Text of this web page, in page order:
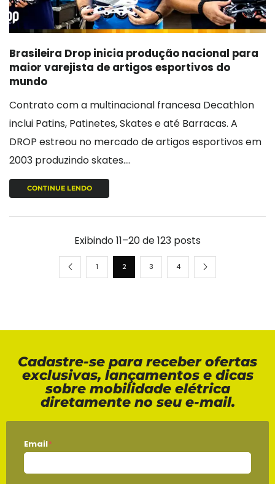
Brasileira Drop inicia produção nacional para
maior varejista de artigos esportivos do
mundo
Contrato com a multinacional francesa Decathlon
inclui Patins, Patinetes, Skates e até Barracas. A
DROP estreou no mercado de artigos esportivos em
2003 produzindo skates....
CONTINUE LENDO
Exibindo 11–20 de 123 posts
1 2 3 4
Cadastre-se para receber ofertas
exclusivas, lançamentos e dicas
sobre mobilidade elétrica
diretamente no seu e-mail.
Email*